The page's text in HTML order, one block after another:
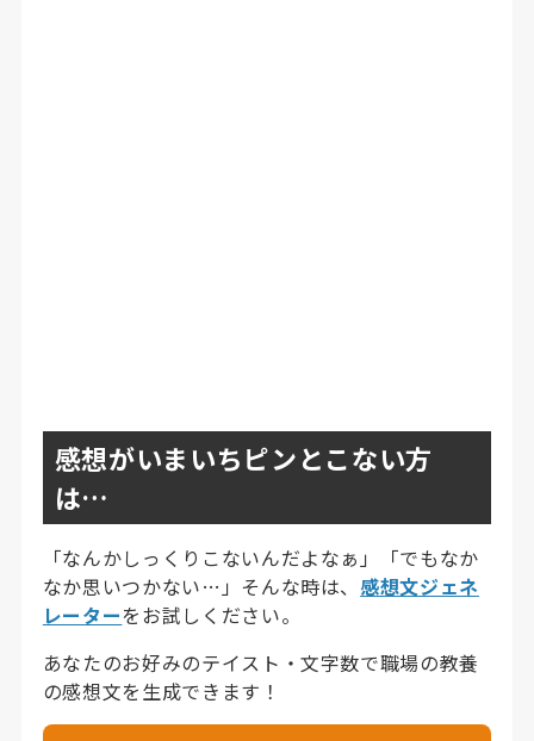
感想がいまいちピンとこない方
は…
「なんかしっくりこないんだよなぁ」「でもなか
なか思いつかない…」そんな時は、感想文ジェネ
レーターをお試しください。
あなたのお好みのテイスト・文字数で職場の教養
の感想文を生成できます！